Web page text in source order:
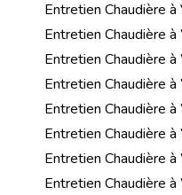
Entretien Chaudière à
Entretien Chaudière à
Entretien Chaudière
Entretien Chaudière
Entretien Chaudière
Entretien Chaudière à
Entretien Chaudière
Entretien Chaudière